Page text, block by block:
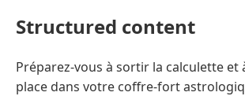
Structured content
Préparez-vous à sortir la calculette et
place dans votre coffre-fort